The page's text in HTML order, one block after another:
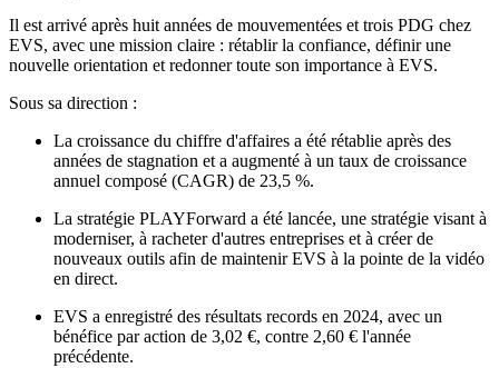
Il est arrivé après huit années de mouvementées et trois PDG chez
EVS, avec une mission claire : rétablir la confiance, définir une
nouvelle orientation et redonner toute son importance à EVS.
Sous sa direction :
La croissance du chiffre d'affaires a été rétablie après des
années de stagnation et a augmenté à un taux de croissance
annuel composé (CAGR) de 23,5 %.
La stratégie PLAYForward a été lancée, une stratégie visant à
moderniser, à racheter d'autres entreprises et à créer de
nouveaux outils afin de maintenir EVS à la pointe de la vidéo
en direct.
EVS a enregistré des résultats records en 2024, avec un
bénéfice par action de 3,02 €, contre 2,60 € l'année
précédente.